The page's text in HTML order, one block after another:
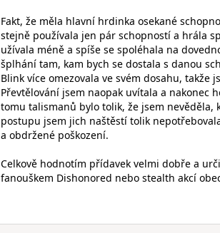
Fakt, že měla hlavní hrdinka osekané
stejně používala jen pár schopností a hrála
užívala méně a spíše se spoléhala na
šplhání tam, kam bych se dostala s danou
Blink více omezovala ve svém dosahu, takže
Převtělování jsem naopak uvítala a nakonec
tomu talismanů bylo tolik, že jsem nevěděla,
postupu jsem jich naštěstí tolik
a obdržené poškození.
Celkově hodnotím přídavek velmi dobře a
fanouškem Dishonored nebo stealth akcí